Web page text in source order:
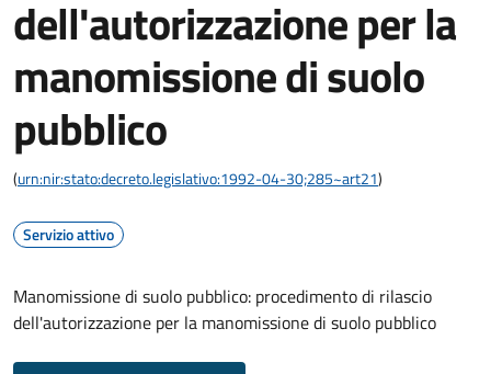
dell'autorizzazione per la
manomissione di suolo
pubblico
(urn:nir:stato:decreto.legislativo:1992-04-30;285~art21)
Servizio attivo
Manomissione di suolo pubblico: procedimento di rilascio
dell'autorizzazione per la manomissione di suolo pubblico